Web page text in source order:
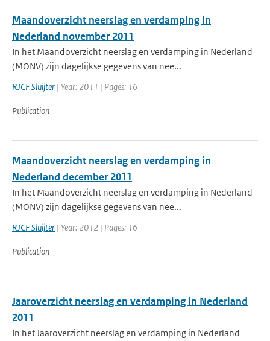
Maandoverzicht neerslag en verdamping in
Nederland november 2011
In het Maandoverzicht neerslag en verdamping in Nederland
(MONV) zijn dagelijkse gegevens van nee...
RJCF Sluijter | Year: 2011 | Pages: 16
Publication
Maandoverzicht neerslag en verdamping in
Nederland december 2011
In het Maandoverzicht neerslag en verdamping in Nederland
(MONV) zijn dagelijkse gegevens van nee...
RJCF Sluijter | Year: 2012 | Pages: 16
Publication
Jaaroverzicht neerslag en verdamping in Nederland
2011
In het Jaaroverzicht neerslag en verdamping in Nederland